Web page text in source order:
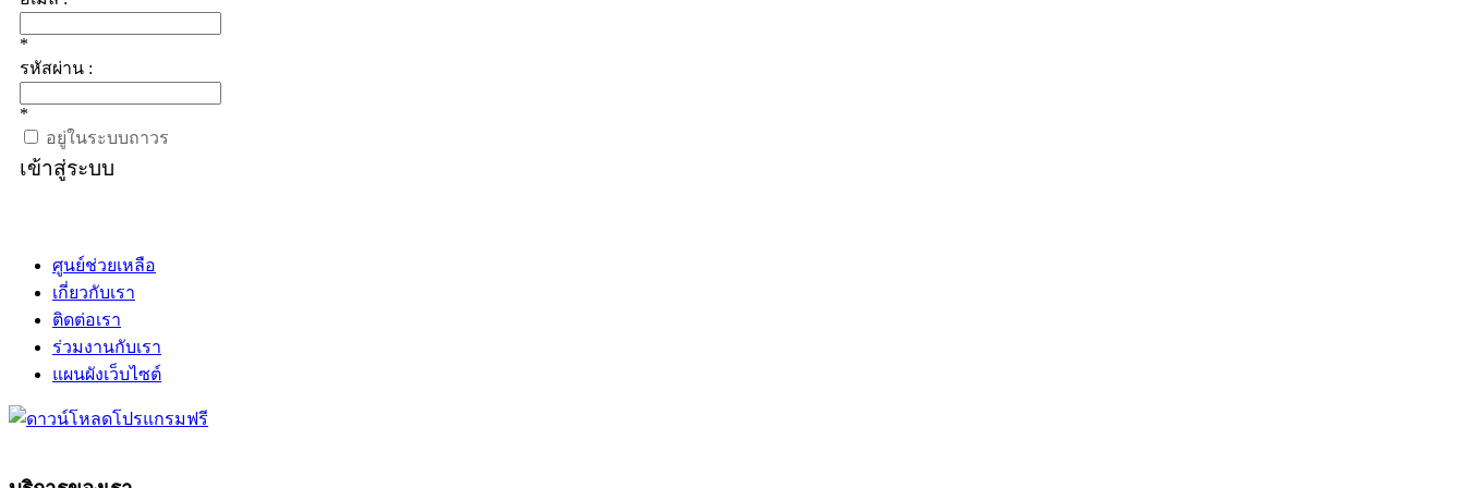
*
รหัสผ่าน :
*
อยู่ในระบบถาวร
เข้าสู่ระบบ
ศูนย์ช่วยเหลือ
เกี่ยวกับเรา
ติดต่อเรา
ร่วมงานกับเรา
แผนผังเว็บไซต์